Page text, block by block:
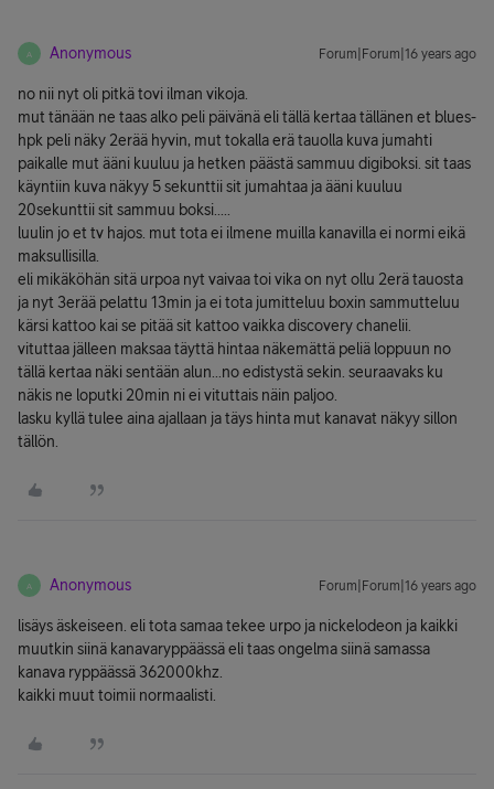
A Anonymous Forum|Forum|16 years ago
no nii nyt oli pitkä tovi ilman vikoja.
mut tänään ne taas alko peli päivänä eli tällä kertaa tällänen et blues-
hpk peli näky 2erää hyvin, mut tokalla erä tauolla kuva jumahti
paikalle mut ääni kuuluu ja hetken päästä sammuu digiboksi. sit taas
käyntiin kuva näkyy 5 sekunttii sit jumahtaa ja ääni kuuluu
20sekunttii sit sammuu boksi.....
luulin jo et tv hajos. mut tota ei ilmene muilla kanavilla ei normi eikä
maksullisilla.
eli mikäköhän sitä urpoa nyt vaivaa toi vika on nyt ollu 2erä tauosta
ja nyt 3erää pelattu 13min ja ei tota jumitteluu boxin sammutteluu
kärsi kattoo kai se pitää sit kattoo vaikka discovery chanelii.
vituttaa jälleen maksaa täyttä hintaa näkemättä peliä loppuun no
tällä kertaa näki sentään alun...no edistystä sekin. seuraavaks ku
näkis ne loputki 20min ni ei vituttais näin paljoo.
lasku kyllä tulee aina ajallaan ja täys hinta mut kanavat näkyy sillon
tällön.
A Anonymous Forum|Forum|16 years ago
lisäys äskeiseen. eli tota samaa tekee urpo ja nickelodeon ja kaikki
muutkin siinä kanavaryppäässä eli taas ongelma siinä samassa
kanava ryppäässä 362000khz.
kaikki muut toimii normaalisti.